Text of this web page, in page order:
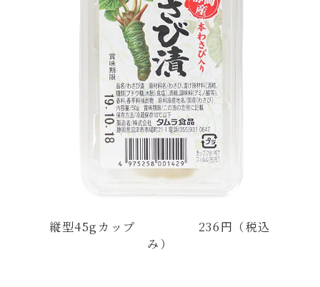
縦型45gカップ 236円（税込
み）